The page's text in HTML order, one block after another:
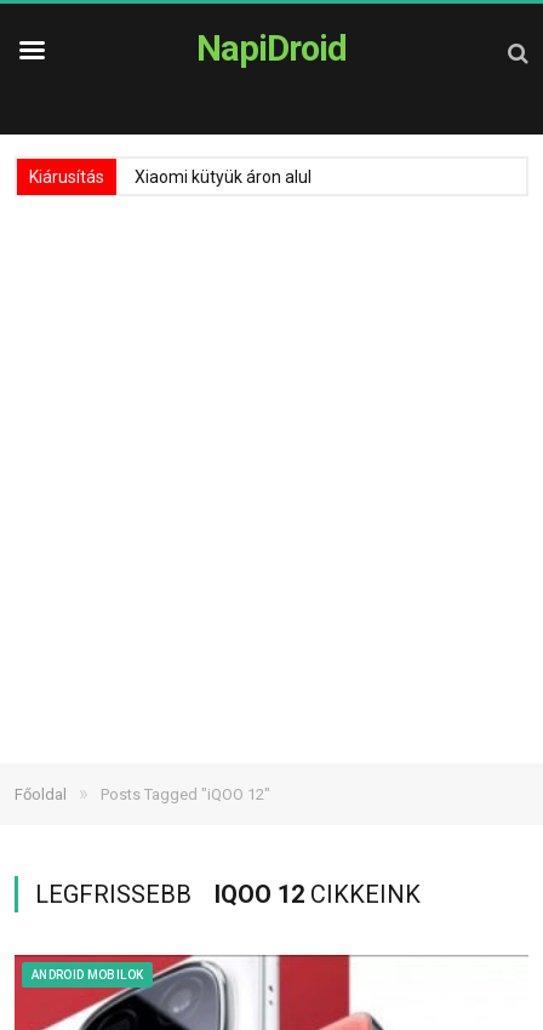
NapiDroid
Kiárusítás Xiaomi kütyük áron alul
Főoldal » Posts Tagged "iQOO 12"
LEGFRISSEBB IQOO 12 CIKKEINK
ANDROID MOBILOK